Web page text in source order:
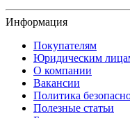
Информация
Покупателям
Юридическим
О компании
Вакансии
Политика
Полезные статьи